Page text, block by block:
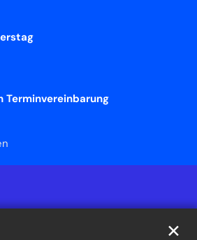
✕
Terminvereinbarung